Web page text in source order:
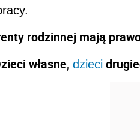
rodzinnej mają
własne, dzieci